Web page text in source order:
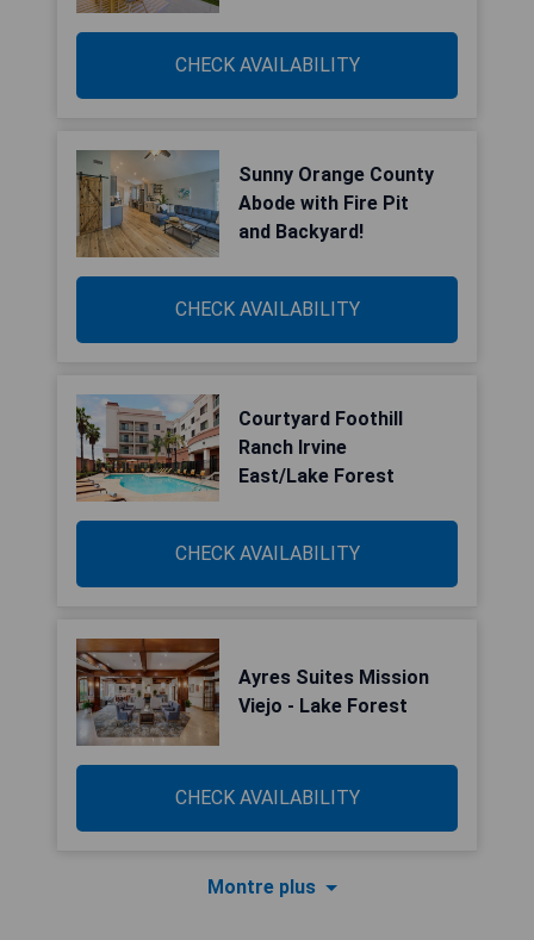
CHECK AVAILABILITY
Sunny Orange County
Abode with Fire Pit
and Backyard!
CHECK AVAILABILITY
Courtyard Foothill
Ranch Irvine
East/Lake Forest
CHECK AVAILABILITY
Ayres Suites Mission
Viejo - Lake Forest
CHECK AVAILABILITY
Montre plus